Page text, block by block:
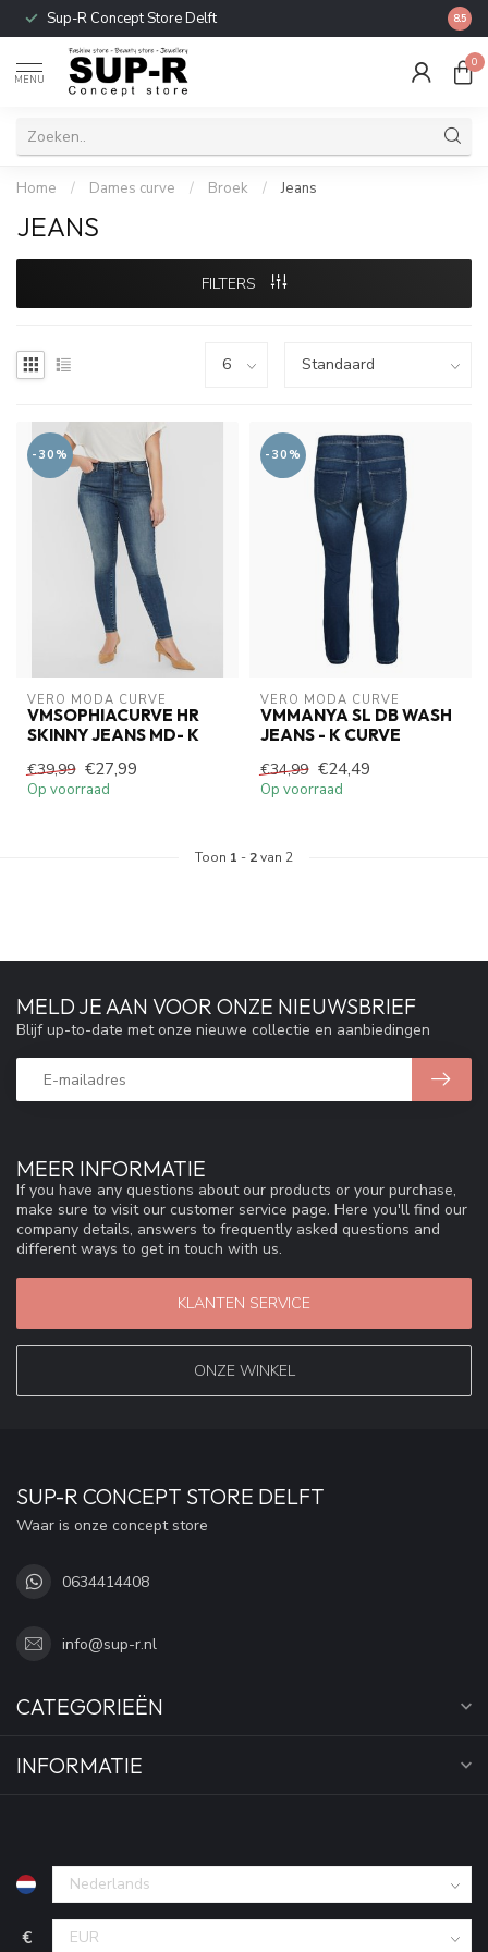
Sup-R Concept Store Delft 8.5
MENU
0
Home / Dames curve / Broek / Jeans
JEANS
FILTERS
-30%
VERO MODA CURVE
VMSOPHIACURVE HR
SKINNY JEANS MD- K
€39,99 €27,99
Op voorraad
-30%
VERO MODA CURVE
VMMANYA SL DB WASH
JEANS - K CURVE
€34,99 €24,49
Op voorraad
Toon 1 - 2van 2
MEER INFORMATIE
If you have any questions about our products or your purchase,
make sure to visit our customer service page. Here you'll find our
company details, answers to frequently asked questions and
different ways to get in touch with us.
KLANTEN SERVICE
ONZE WINKEL
MELD JE AAN VOOR ONZE NIEUWSBRIEF
Blijf up-to-date met onze nieuwe collectie en aanbiedingen
SUP-R CONCEPT STORE DELFT
Waar is onze concept store
0634414408
info@sup-r.nl
CATEGORIEËN
INFORMATIE
€